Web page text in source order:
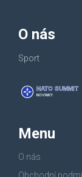
O nás
Sport
Menu
O nás